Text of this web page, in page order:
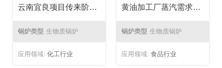
云南宜良项目传来阶段成果：新力锅炉生物质锅炉炉膛及锅筒安装完成
锅炉类型 生物质锅炉
应用领域: 化工行业
黄油加工厂蒸汽需求升级，新力生物质锅炉为何成为选择？
锅炉类型 生物质锅炉
应用领域: 食品行业